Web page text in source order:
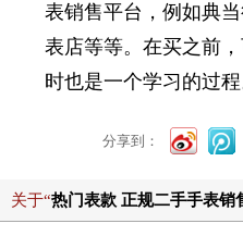
表销售平台，例如典
表店等等。在买之前
时也是一个学习的过程
分享到：
关于“热门表款 正规二手手表销